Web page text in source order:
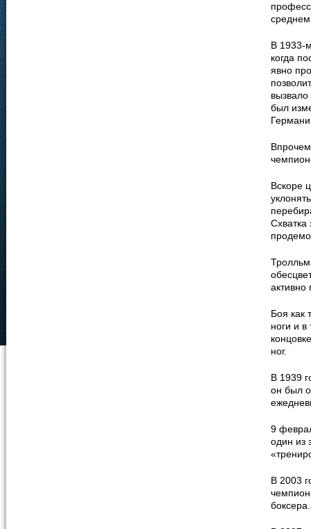
В 1933-
когда
явно
был
Вскоре
Схватка
активно
Боя как
ноги и
ног.
В 1939
он был
9
один из
В 2003
боксера.